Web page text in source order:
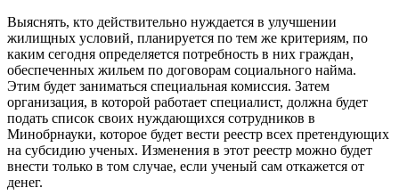
Выяснять, кто действительно нуждается в улучшении
жилищных условий, планируется по тем же критериям, по
каким сегодня определяется потребность в них граждан,
обеспеченных жильем по договорам социального найма.
Этим будет заниматься специальная комиссия. Затем
организация, в которой работает специалист, должна будет
подать список своих нуждающихся сотрудников в
Минобрнауки, которое будет вести реестр всех претендующих
на субсидию ученых. Изменения в этот реестр можно будет
внести только в том случае, если ученый сам откажется от
денег.